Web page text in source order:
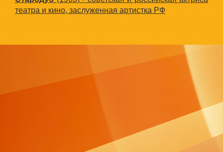
театра и кино, заслуженная артистка РФ